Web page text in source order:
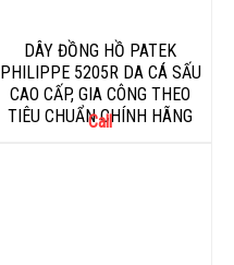
DÂY ĐỒNG HỒ PATEK
PHILIPPE 5205R DA CÁ SẤU
CAO CẤP, GIA CÔNG THEO
TIÊU CHUẨN CHÍNH HÃNG
Call